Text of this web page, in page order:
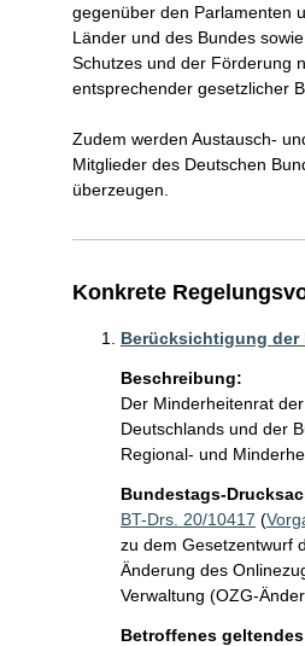
gegenüber den Parlamenten
Länder und des Bundes
Schutzes und der Förderung
entsprechender gesetzlicher
Zudem werden Austausch-
Mitglieder des Deutschen
überzeugen.
Konkrete
Berücksichtigung der
Beschreibung:
Der Minderheitenrat
Deutschlands und der
Regional- und
Bundestags-
BT-Drs. 20/10417 (
zu dem Gesetzentwurf
Änderung des
Verwaltung (OZG-
Betroffenes